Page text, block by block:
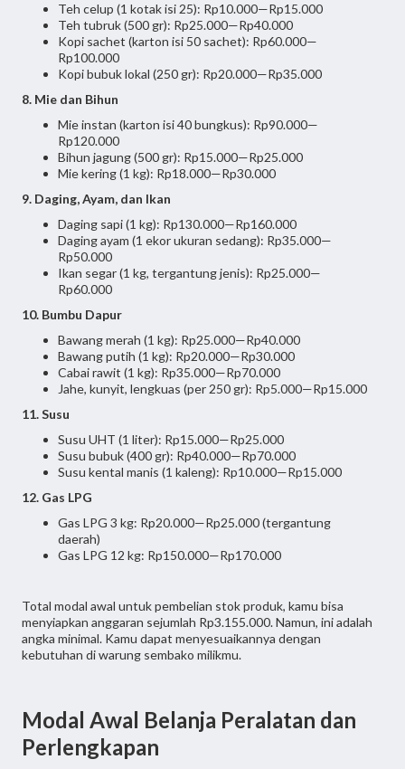
Teh celup (1 kotak isi 25): Rp10.000—Rp15.000
Teh tubruk (500 gr): Rp25.000—Rp40.000
Kopi sachet (karton isi 50 sachet): Rp60.000—
Rp100.000
Kopi bubuk lokal (250 gr): Rp20.000—Rp35.000
8. Mie dan Bihun
Mie instan (karton isi 40 bungkus): Rp90.000—
Rp120.000
Bihun jagung (500 gr): Rp15.000—Rp25.000
Mie kering (1 kg): Rp18.000—Rp30.000
9. Daging, Ayam, dan Ikan
Daging sapi (1 kg): Rp130.000—Rp160.000
Daging ayam (1 ekor ukuran sedang): Rp35.000—
Rp50.000
Ikan segar (1 kg, tergantung jenis): Rp25.000—
Rp60.000
10. Bumbu Dapur
Bawang merah (1 kg): Rp25.000—Rp40.000
Bawang putih (1 kg): Rp20.000—Rp30.000
Cabai rawit (1 kg): Rp35.000—Rp70.000
Jahe, kunyit, lengkuas (per 250 gr): Rp5.000—Rp15.000
11. Susu
Susu UHT (1 liter): Rp15.000—Rp25.000
Susu bubuk (400 gr): Rp40.000—Rp70.000
Susu kental manis (1 kaleng): Rp10.000—Rp15.000
12. Gas LPG
Gas LPG 3 kg: Rp20.000—Rp25.000 (tergantung
daerah)
Gas LPG 12 kg: Rp150.000—Rp170.000
Total modal awal untuk pembelian stok produk, kamu bisa
menyiapkan anggaran sejumlah Rp3.155.000. Namun, ini adalah
angka minimal. Kamu dapat menyesuaikannya dengan
kebutuhan di warung sembako milikmu.
Modal Awal Belanja Peralatan dan
Perlengkapan